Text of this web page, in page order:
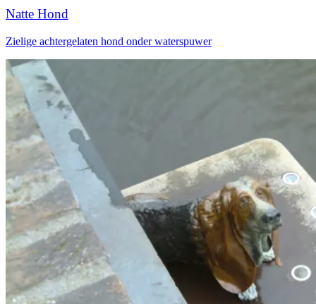
Natte Hond
Zielige achtergelaten hond onder waterspuwer